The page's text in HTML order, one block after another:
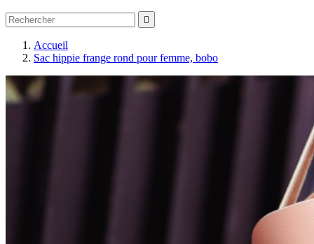

Accueil
Sac hippie frange rond pour femme, bobo